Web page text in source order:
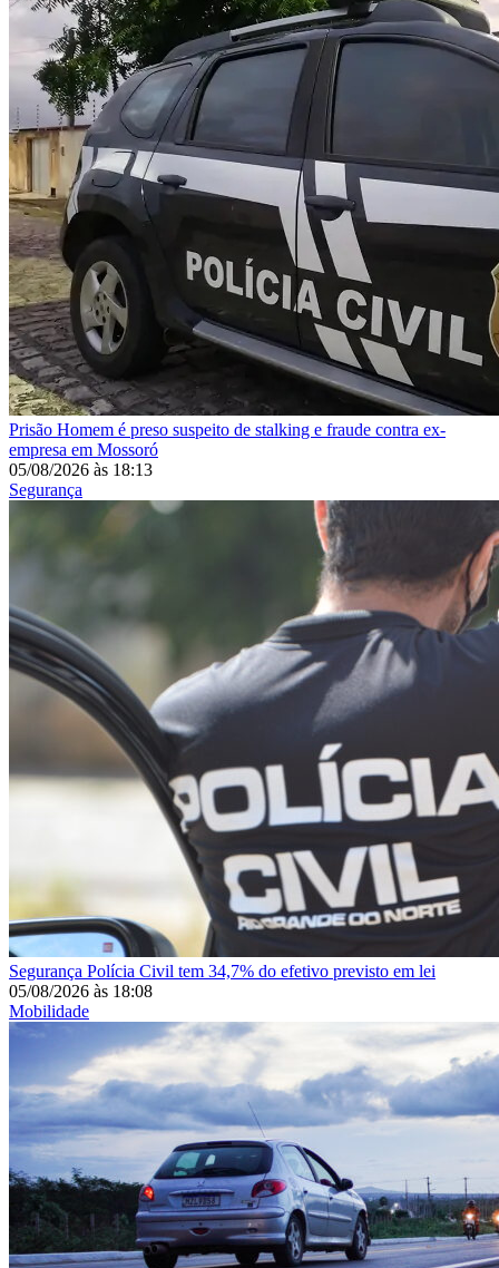
Prisão Homem é preso suspeito de stalking e fraude contra ex-
empresa em Mossoró
05/08/2026 às 18:13
Segurança
Segurança Polícia Civil tem 34,7% do efetivo previsto em lei
05/08/2026 às 18:08
Mobilidade